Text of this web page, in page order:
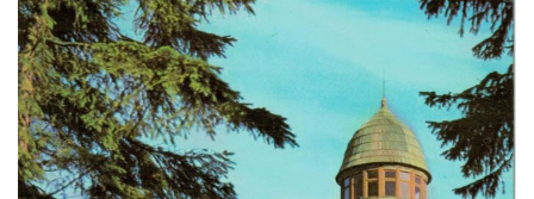
Vyhlídka u Köglerova kříže na Kamenné
Horce v Krásné Lípě
Vyhlídka u Kyjovského hrádku
Vyhlídka v Dolní Chřibské
Vyhlídka nad Údolím samoty
Vyhlídka u Perníkové stráže mezi Údolím